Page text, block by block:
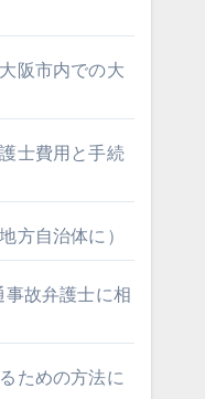
阪市内での大
士費用と手続
方自治体に）
故弁護士に相
ための方法に